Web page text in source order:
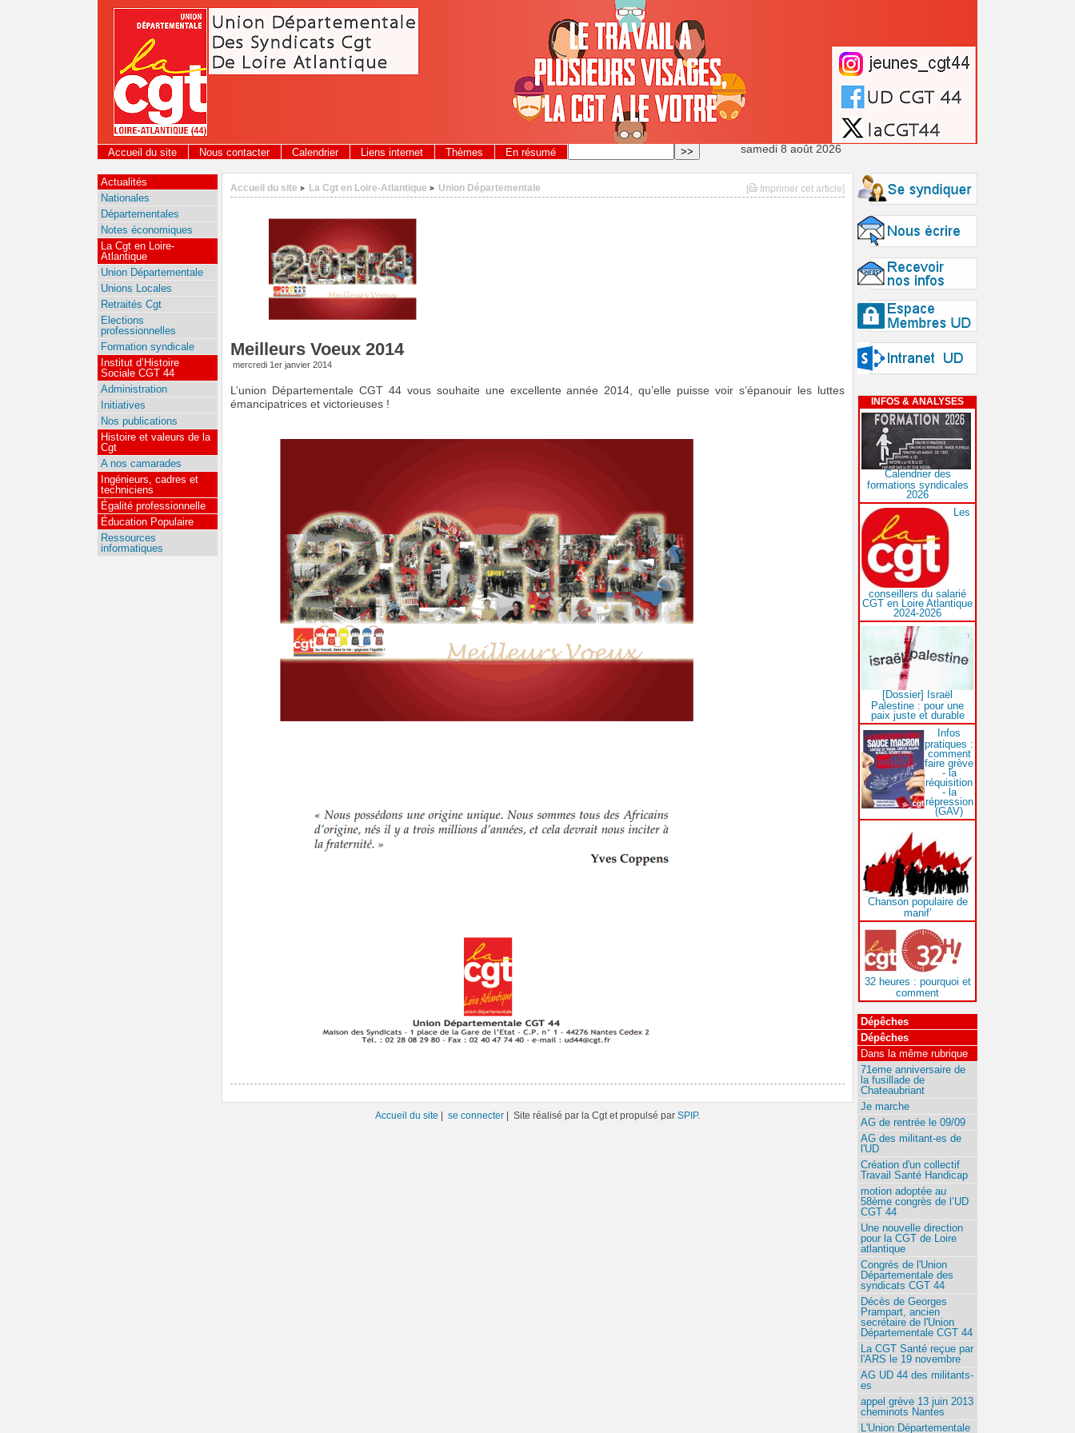
Panneau de gestion des cookies
Accueil du site Nous contacter Calendrier Liens internet Thèmes En résumé samedi 8 août 2026
[ Imprimer cet article]
Accueil du site > La Cgt en Loire-Atlantique > Union Départementale
Meilleurs Voeux 2014
mercredi 1er janvier 2014
L’union Départementale CGT 44 vous souhaite une excellente année 2014, qu’elle puisse voir s’épanouir les luttes
émancipatrices et victorieuses !
INFOS & ANALYSES
Calendrier des
formations syndicales
2026
Les
conseillers du salarié
CGT en Loire Atlantique
2024-2026
[Dossier] Israël
Palestine : pour une
paix juste et durable
Infos
pratiques :
comment
faire grève
- la
réquisition
- la
répression
(GAV)
Chanson populaire de
manif’
32 heures : pourquoi et
comment
Dépêches
Dépêches
Dans la même rubrique
71eme anniversaire de
la fusillade de
Chateaubriant
Je marche
AG de rentrée le 09/09
AG des militant-es de
l'UD
Création d'un collectif
Travail Santé Handicap
motion adoptée au
58ème congrès de l’UD
CGT 44
Une nouvelle direction
pour la CGT de Loire
atlantique
Congrès de l'Union
Départementale des
syndicats CGT 44
Décès de Georges
Prampart, ancien
secrétaire de l'Union
Départementale CGT 44
La CGT Santé reçue par
l'ARS le 19 novembre
AG UD 44 des militants-
es
appel grève 13 juin 2013
cheminots Nantes
L'Union Départementale
Actualités
Nationales
Départementales
Notes économiques
La Cgt en Loire-
Atlantique
Union Départementale
Unions Locales
Retraités Cgt
Elections
professionnelles
Formation syndicale
Institut d’Histoire
Sociale CGT 44
Administration
Initiatives
Nos publications
Histoire et valeurs de la
Cgt
A nos camarades
Ingénieurs, cadres et
techniciens
Égalité professionnelle
Éducation Populaire
Ressources
informatiques
Accueil du site se connecter | Site réalisé par la Cgt et propulsé par SPIP.